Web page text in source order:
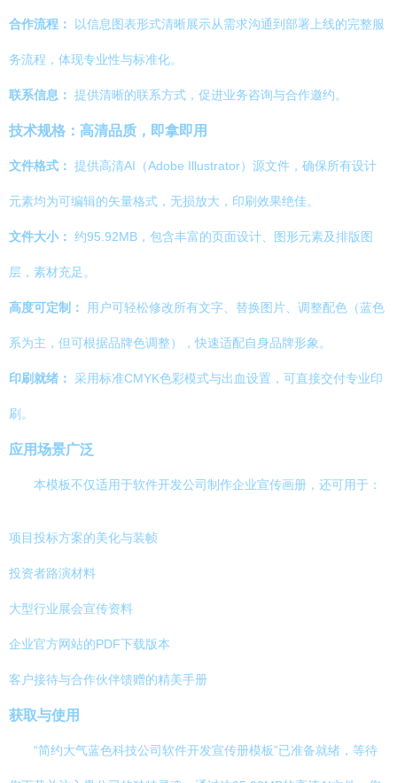
合作流程： 以信息图表形式清晰展示从需求沟通到部署上线的完整服
务流程，体现专业性与标准化。
联系信息： 提供清晰的联系方式，促进业务咨询与合作邀约。
技术规格：高清品质，即拿即用
文件格式： 提供高清AI（Adobe Illustrator）源文件，确保所有设计
元素均为可编辑的矢量格式，无损放大，印刷效果绝佳。
文件大小： 约95.92MB，包含丰富的页面设计、图形元素及排版图
层，素材充足。
高度可定制： 用户可轻松修改所有文字、替换图片、调整配色（蓝色
系为主，但可根据品牌色调整），快速适配自身品牌形象。
印刷就绪： 采用标准CMYK色彩模式与出血设置，可直接交付专业印
刷。
应用场景广泛
本模板不仅适用于软件开发公司制作企业宣传画册，还可用于：
项目投标方案的美化与装帧
投资者路演材料
大型行业展会宣传资料
企业官方网站的PDF下载版本
客户接待与合作伙伴馈赠的精美手册
获取与使用
“简约大气蓝色科技公司软件开发宣传册模板”已准备就绪，等待